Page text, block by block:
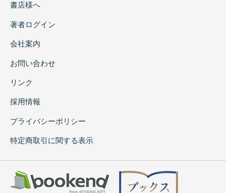
書店様へ
著者ログイン
会社案内
お問い合わせ
リンク
採用情報
プライバシーポリシー
特定商取引に関する表示